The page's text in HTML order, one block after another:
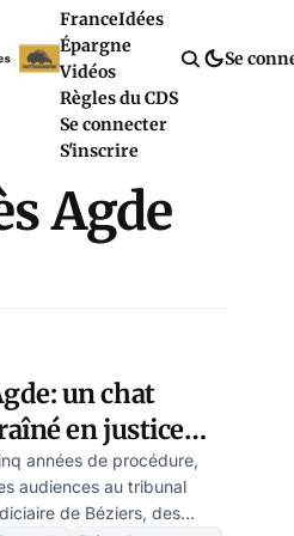
FranceIdées
Épargne
Vidéos
Règles du CDS
Se connecter
S'inscrire
Se
Agde
un chat
en justice
qu’il saute
clôture
années de procédure,
audiences au tribunal
de Béziers, des